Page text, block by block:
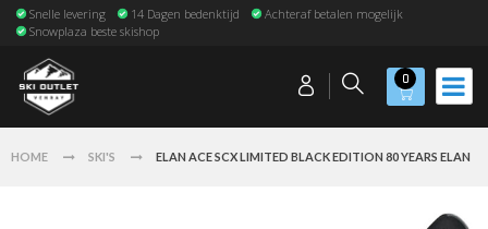
Snelle levering 14 Dagen bedenktijd
Achteraf betalen mogelijk
Snowplaza beste skishop
0
HOME SKI'S ELAN ACE SCX LIMITED BLACK EDITION 80 YEARS ELAN